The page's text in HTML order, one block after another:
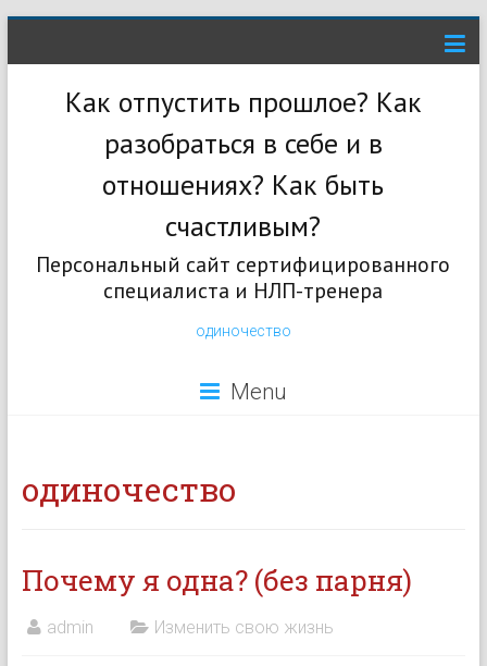
Как отпустить прошлое? Как
разобраться в себе и в
отношениях? Как быть
счастливым?
Персональный сайт сертифицированного
специалиста и НЛП-тренера
одиночество
Menu
одиночество
Почему я одна? (без парня)
admin Изменить свою жизнь